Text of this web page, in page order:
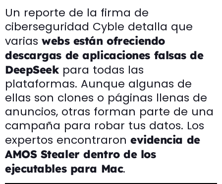
Un reporte de la firma de
ciberseguridad Cyble detalla que
varias webs están ofreciendo
descargas de aplicaciones falsas de
DeepSeek para todas las
plataformas. Aunque algunas de
ellas son clones o páginas llenas de
anuncios, otras forman parte de una
campaña para robar tus datos. Los
expertos encontraron evidencia de
AMOS Stealer dentro de los
ejecutables para Mac.